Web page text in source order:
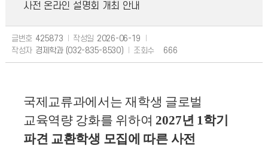
사전 온라인 설명회 개최 안내
글번호 425873 작성일 2026-06-19
작성자 경제학과 (032-835-8530) 조회수 666
국제교류과에서는 재학생 글로벌
교육역량 강화를 위하여2027년 1학기
파견 교환학생 모집에 따른 사전